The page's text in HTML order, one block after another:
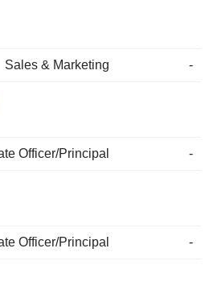
Sales & Marketing -
Officer/Principal -
Officer/Principal -